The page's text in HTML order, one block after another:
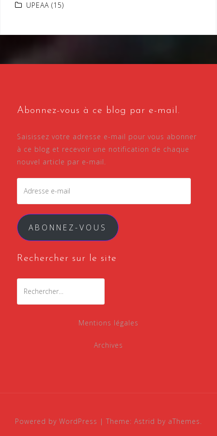
UPEAA (15)
Abonnez-vous à ce blog par e-mail.
Saisissez votre adresse e-mail pour vous abonner
à ce blog et recevoir une notification de chaque
nouvel article par e-mail.
ABONNEZ-VOUS
Rechercher sur le site
Mentions légales
Archives
Powered by WordPress | Theme: Astrid by aThemes.